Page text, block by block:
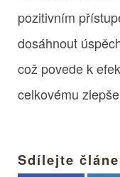
pozitivním
dosáhnout
což povede k
celkovému
Sdílejte